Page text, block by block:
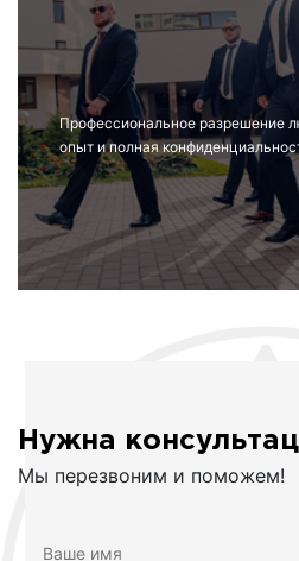
Профессиональное разрешение
опыт и полная
Нужна
Мы перезвоним и поможем!